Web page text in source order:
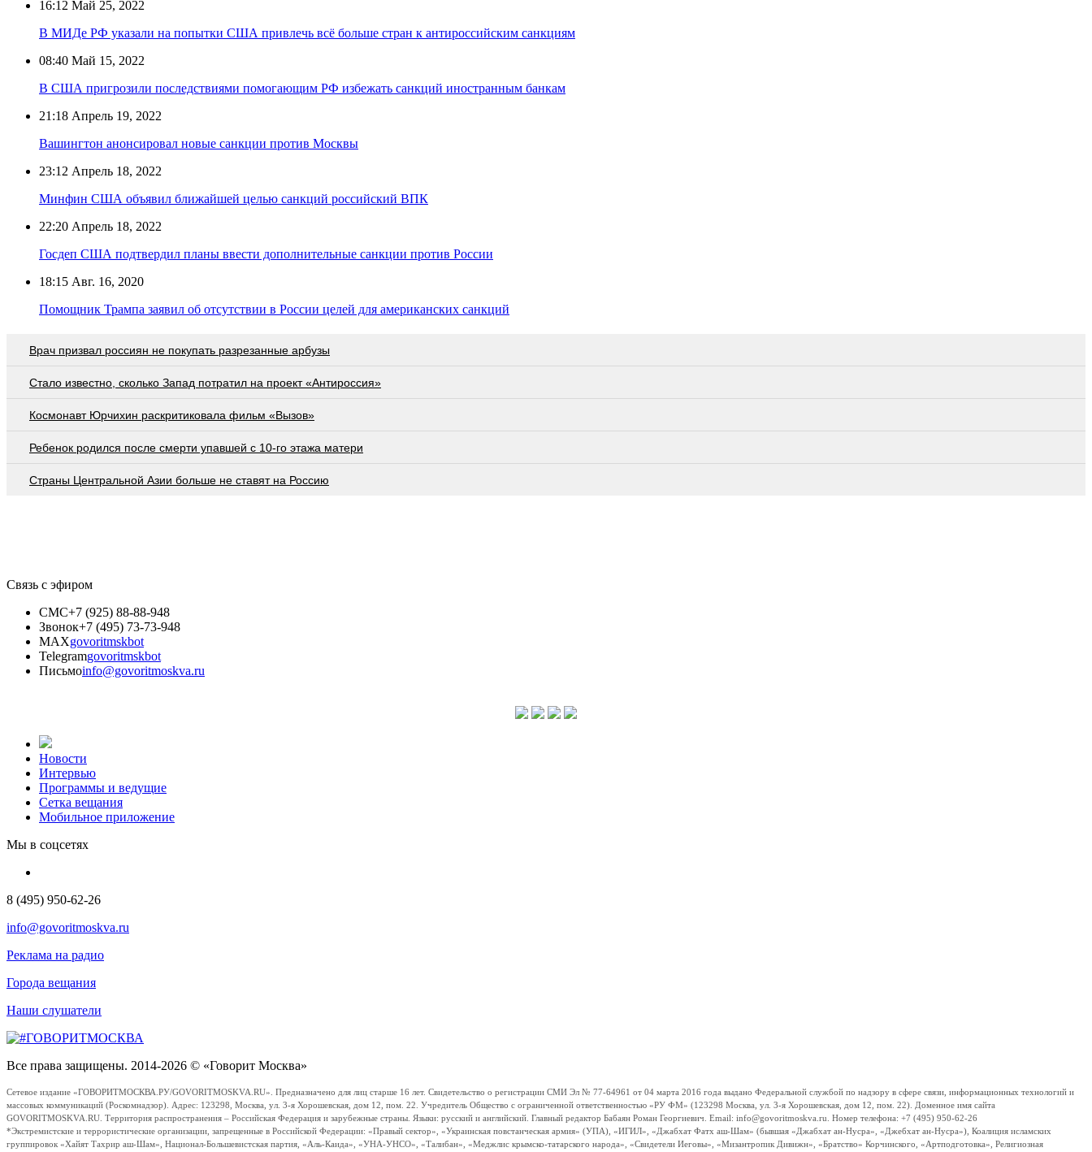
16:12 Май 25, 2022
В МИДе РФ указали на попытки США привлечь всё больше стран к антироссийским санкциям
08:40 Май 15, 2022
В США пригрозили последствиями помогающим РФ избежать санкций иностранным банкам
21:18 Апрель 19, 2022
Вашингтон анонсировал новые санкции против Москвы
23:12 Апрель 18, 2022
Минфин США объявил ближайшей целью санкций российский ВПК
22:20 Апрель 18, 2022
Госдеп США подтвердил планы ввести дополнительные санкции против России
18:15 Авг. 16, 2020
Помощник Трампа заявил об отсутствии в России целей для американских санкций
Врач призвал россиян не покупать разрезанные арбузы
Стало известно, сколько Запад потратил на проект «Антироссия»
Космонавт Юрчихин раскритиковала фильм «Вызов»
Ребенок родился после смерти упавшей с 10-го этажа матери
Страны Центральной Азии больше не ставят на Россию
Связь с эфиром
СМС+7 (925) 88-88-948
Звонок+7 (495) 73-73-948
MAXgovoritmskbot
Telegramgovoritmskbot
Письмоinfo@govoritmoskva.ru
Новости
Интервью
Программы и ведущие
Сетка вещания
Мобильное приложение
Мы в соцсетях
8 (495) 950-62-26
info@govoritmoskva.ru
Реклама на радио
Города вещания
Наши слушатели
Все права защищены. 2014-2026 © «Говорит Москва»
Сетевое издание «ГОВОРИТМОСКВА.РУ/GOVORITMOSKVA.RU». Предназначено для лиц старше 16 лет. Свидетельство о регистрации СМИ Эл № 77-64961 от 04 марта 2016 года выдано Федеральной службой по надзору в сфере связи, информационных технологий и
массовых коммуникаций (Роскомнадзор). Адрес: 123298, Москва, ул. 3-я Хорошевская, дом 12, пом. 22. Учредитель Общество с ограниченной ответственностью «РУ ФМ» (123298 Москва, ул. 3-я Хорошевская, дом 12, пом. 22). Доменное имя сайта
GOVORITMOSKVA.RU. Территория распространения – Российская Федерация и зарубежные страны. Языки: русский и английский. Главный редактор Бабаян Роман Георгиевич. Email: info@govoritmoskva.ru. Номер телефона: +7 (495) 950-62-26
*Экстремистские и террористические организации, запрещенные в Российской Федерации: «Правый сектор», «Украинская повстанческая армия» (УПА), «ИГИЛ», «Джабхат Фатх аш-Шам» (бывшая «Джабхат ан-Нусра», «Джебхат ан-Нусра»), Коалиция исламских
группировок «Хайят Тахрир аш-Шам», Национал-Большевистская партия, «Аль-Каида», «УНА-УНСО», «Талибан», «Меджлис крымско-татарского народа», «Свидетели Иеговы», «Мизантропик Дивижн», «Братство» Корчинского, «Артподготовка», Религиозная